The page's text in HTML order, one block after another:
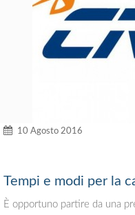
10 Agosto 2016
Tempi e modi per la
È opportuno partire da una